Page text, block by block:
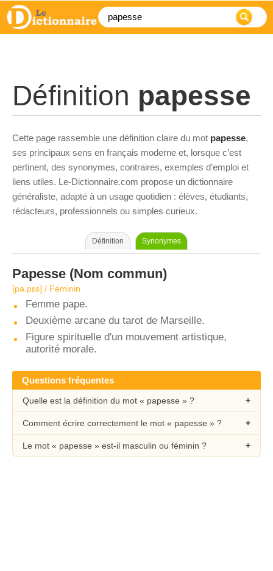
Définition papesse
Cette page rassemble une définition claire du mot papesse,
ses principaux sens en français moderne et, lorsque c’est
pertinent, des synonymes, contraires, exemples d’emploi et
liens utiles. Le-Dictionnaire.com propose un dictionnaire
généraliste, adapté à un usage quotidien : élèves, étudiants,
rédacteurs, professionnels ou simples curieux.
Définition Synonymes
Papesse (Nom commun)
[pa.pɛs] / Féminin
Femme pape.
Deuxième arcane du tarot de Marseille.
Figure spirituelle d'un mouvement artistique,
autorité morale.
Questions fréquentes
Quelle est la définition du mot « papesse » ?
Comment écrire correctement le mot « papesse » ?
Le mot « papesse » est-il masculin ou féminin ?